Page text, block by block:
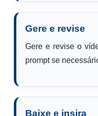
Gere e revise
Gere e revise o
prompt se
Baixe e insira